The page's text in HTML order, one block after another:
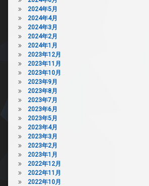
2024年5月
2024年4月
2024年3月
2024年2月
2024年1月
2023年12月
2023年11月
2023年10月
2023年9月
2023年8月
2023年7月
2023年6月
2023年5月
2023年4月
2023年3月
2023年2月
2023年1月
2022年12月
2022年11月
2022年10月